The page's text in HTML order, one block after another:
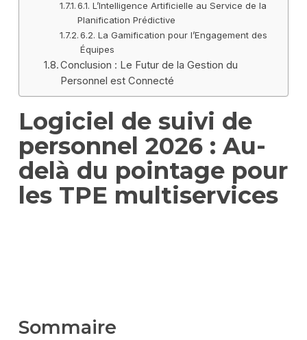
6.1. L’Intelligence Artificielle au Service de la
Planification Prédictive
6.2. La Gamification pour l’Engagement des
Équipes
Conclusion : Le Futur de la Gestion du
Personnel est Connecté
Logiciel de suivi de
personnel 2026 : Au-
delà du pointage pour
les TPE multiservices
Sommaire